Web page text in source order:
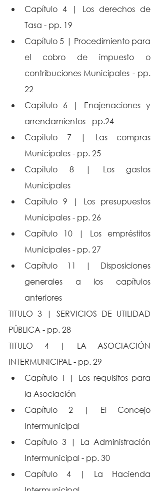
Capítulo 4 | Los derechos de
Tasa - pp. 19
Capítulo 5 | Procedimiento para
el cobro de impuesto o
contribuciones Municipales - pp.
22
Capítulo 6 | Enajenaciones y
arrendamientos - pp.24
Capítulo 7 | Las compras
Municipales - pp. 25
Capítulo 8 | Los gastos
Municipales
Capítulo 9 | Los presupuestos
Municipales - pp. 26
Capítulo 10 | Los empréstitos
Municipales - pp. 27
Capítulo 11 | Disposiciones
generales a los capítulos
anteriores
TITULO 3 | SERVICIOS DE UTILIDAD
PÚBLICA - pp. 28
TITULO 4 | LA ASOCIACIÓN
INTERMUNICIPAL - pp. 29
Capítulo 1 | Los requisitos para
la Asociación
Capítulo 2 | El Concejo
Intermunicipal
Capítulo 3 | La Administración
Intermunicipal - pp. 30
Capítulo 4 | La Hacienda